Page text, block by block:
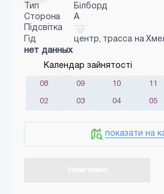
Тип
Білборд
Сторона
A
Підсвітка
Гід
центр, трасса на
нет данных
Календар зайнятості
08 09 10 11
02 03 04 05
показати на